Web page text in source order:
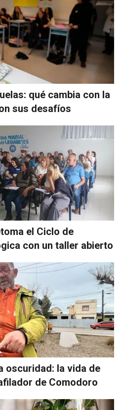
qué cambia con la
sus desafíos
el Ciclo de
con un taller abierto
oscuridad: la vida de
de Comodoro